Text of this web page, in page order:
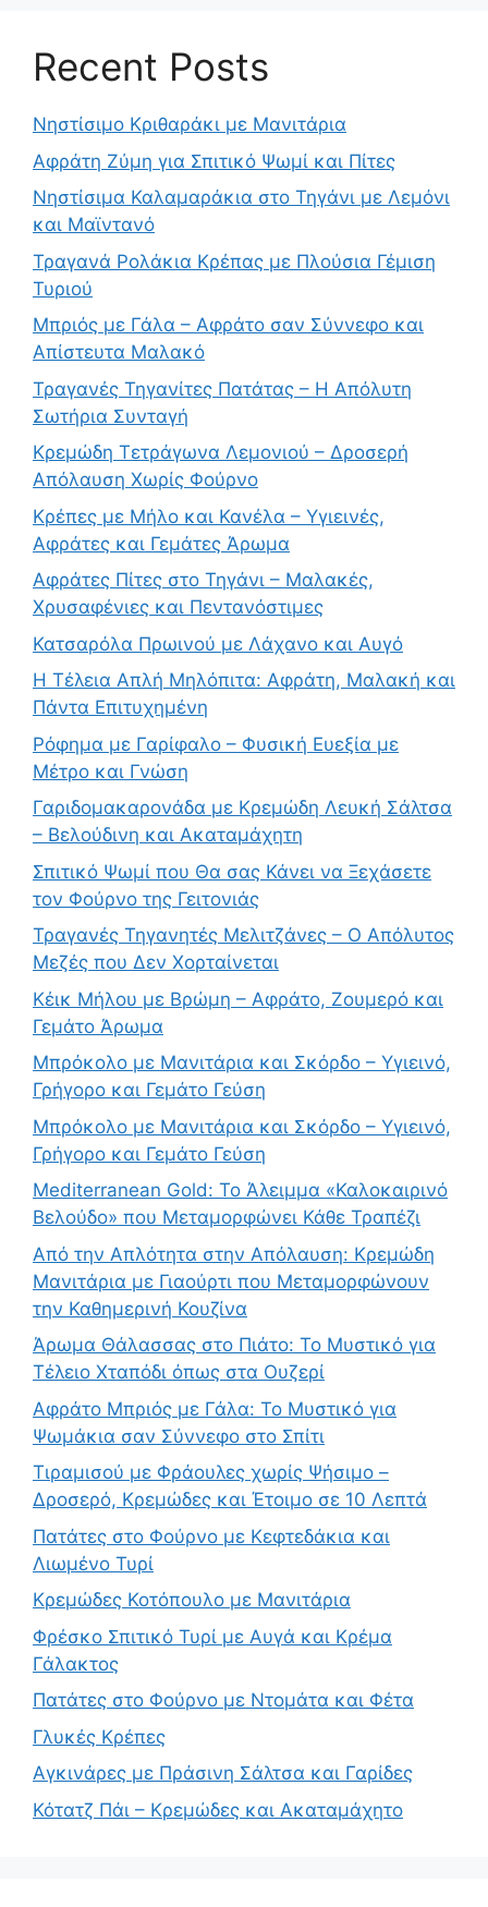
Recent Posts
Νηστίσιμο Κριθαράκι με Μανιτάρια
Αφράτη Ζύμη για Σπιτικό Ψωμί και Πίτες
Νηστίσιμα Καλαμαράκια στο Τηγάνι με Λεμόνι
και Μαϊντανό
Τραγανά Ρολάκια Κρέπας με Πλούσια Γέμιση
Τυριού
Μπριός με Γάλα – Αφράτο σαν Σύννεφο και
Απίστευτα Μαλακό
Τραγανές Τηγανίτες Πατάτας – Η Απόλυτη
Σωτήρια Συνταγή
Κρεμώδη Τετράγωνα Λεμονιού – Δροσερή
Απόλαυση Χωρίς Φούρνο
Κρέπες με Μήλο και Κανέλα – Υγιεινές,
Αφράτες και Γεμάτες Άρωμα
Αφράτες Πίτες στο Τηγάνι – Μαλακές,
Χρυσαφένιες και Πεντανόστιμες
Κατσαρόλα Πρωινού με Λάχανο και Αυγό
Η Τέλεια Απλή Μηλόπιτα: Αφράτη, Μαλακή και
Πάντα Επιτυχημένη
Ρόφημα με Γαρίφαλο – Φυσική Ευεξία με
Μέτρο και Γνώση
Γαριδομακαρονάδα με Κρεμώδη Λευκή Σάλτσα
– Βελούδινη και Ακαταμάχητη
Σπιτικό Ψωμί που Θα σας Κάνει να Ξεχάσετε
τον Φούρνο της Γειτονιάς
Τραγανές Τηγανητές Μελιτζάνες – Ο Απόλυτος
Μεζές που Δεν Χορταίνεται
Κέικ Μήλου με Βρώμη – Αφράτο, Ζουμερό και
Γεμάτο Άρωμα
Μπρόκολο με Μανιτάρια και Σκόρδο – Υγιεινό,
Γρήγορο και Γεμάτο Γεύση
Μπρόκολο με Μανιτάρια και Σκόρδο – Υγιεινό,
Γρήγορο και Γεμάτο Γεύση
Mediterranean Gold: Το Άλειμμα «Καλοκαιρινό
Βελούδο» που Μεταμορφώνει Κάθε Τραπέζι
Από την Απλότητα στην Απόλαυση: Κρεμώδη
Μανιτάρια με Γιαούρτι που Μεταμορφώνουν
την Καθημερινή Κουζίνα
Άρωμα Θάλασσας στο Πιάτο: Το Μυστικό για
Τέλειο Χταπόδι όπως στα Ουζερί
Αφράτο Μπριός με Γάλα: Το Μυστικό για
Ψωμάκια σαν Σύννεφο στο Σπίτι
Τιραμισού με Φράουλες χωρίς Ψήσιμο –
Δροσερό, Κρεμώδες και Έτοιμο σε 10 Λεπτά
Πατάτες στο Φούρνο με Κεφτεδάκια και
Λιωμένο Τυρί
Κρεμώδες Κοτόπουλο με Μανιτάρια
Φρέσκο Σπιτικό Τυρί με Αυγά και Κρέμα
Γάλακτος
Πατάτες στο Φούρνο με Ντομάτα και Φέτα
Γλυκές Κρέπες
Αγκινάρες με Πράσινη Σάλτσα και Γαρίδες
Κότατζ Πάι – Κρεμώδες και Ακαταμάχητο